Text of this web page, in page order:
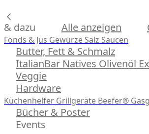
& dazu Alle anzeigen
Fonds & Jus Gewürze Salz Saucen
Butter, Fett & Schmalz
ItalianBar Natives Olivenöl
Veggie
Hardware
Küchenhelfer Grillgeräte Beefer®
Bücher & Poster
Events